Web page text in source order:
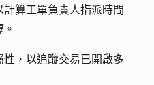
計算工單負責人指派時間
性，以追蹤交易已開啟多